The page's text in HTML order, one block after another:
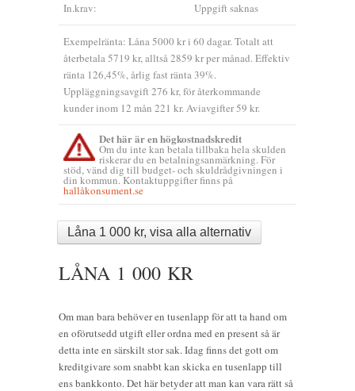
In.krav: Uppgift saknas
Exempelränta: Låna 5000 kr i 60 dagar. Totalt att
återbetala 5719 kr, alltså 2859 kr per månad. Effektiv
ränta 126,45%, årlig fast ränta 39%.
Uppläggningsavgift 276 kr, för återkommande
kunder inom 12 mån 221 kr. Aviavgifter 59 kr.
Det här är en högkostnadskredit
Om du inte kan betala tillbaka hela skulden
riskerar du en betalningsanmärkning. För
stöd, vänd dig till budget- och skuldrådgivningen i
din kommun. Kontaktuppgifter finns på
hallåkonsument.se
Låna 1 000 kr, visa alla alternativ
LÅNA 1 000 KR
Om man bara behöver en tusenlapp för att ta hand om
en oförutsedd utgift eller ordna med en present så är
detta inte en särskilt stor sak. Idag finns det gott om
kreditgivare som snabbt kan skicka en tusenlapp till
ens bankkonto. Det här betyder att man kan vara rätt så